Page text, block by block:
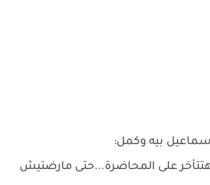
بيه وكمل:
على المحاضرة...حتى مارضتيش